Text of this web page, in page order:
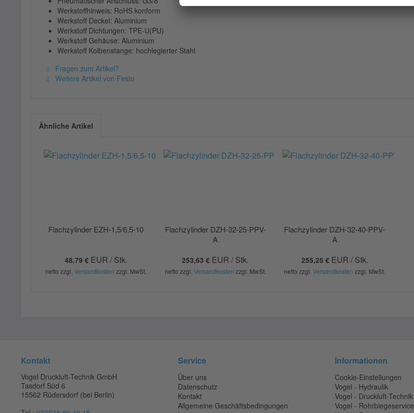
Werkstoffhinweis: RoHS konform
Werkstoff Deckel: Aluminium
Werkstoff Dichtungen: TPE-U(PU)
Werkstoff Gehäuse: Aluminium
Werkstoff Kolbenstange: hochlegierter Stahl
Fragen zum Artikel?
Weitere Artikel von Festo
Ähnliche Artikel
Flachzylinder EZH-1,5/6,5-10
48,79 € EUR / Stk.
netto zzgl.Versandkosten zzgl. MwSt.
Flachzylinder DZH-32-25-PPV-
A
253,63 € EUR / Stk.
netto zzgl. Versandkosten zzgl. MwSt.
Flachzylinder DZH-32-40-PPV-
A
255,25 € EUR / Stk.
netto zzgl.Versandkosten zzgl. MwSt.
Kontakt
Vogel Druckluft-Technik GmbH
Tasdorf Süd 6
15562 Rüdersdorf (bei Berlin)
Service
Über uns
Datenschutz
Kontakt
Allgemeine Geschäftsbedingungen
Informationen
Cookie-Einstellungen
Vogel - Hydraulik
Vogel - Druckluft-Technik
Vogel - Rohrbiegeservice